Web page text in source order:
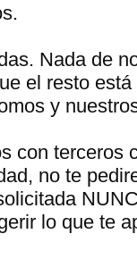
Nada de
el resto
y
con terceros
no te
lo que te